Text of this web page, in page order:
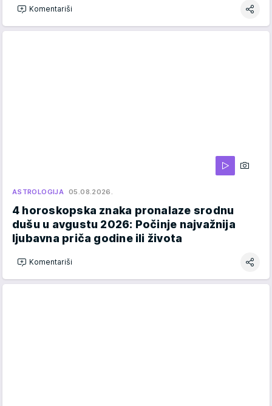
Komentariši
ASTROLOGIJA 05.08.2026.
4 horoskopska znaka pronalaze srodnu
dušu u avgustu 2026: Počinje najvažnija
ljubavna priča godine ili života
Komentariši